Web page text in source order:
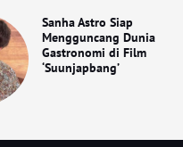
Sanha Astro Siap
Mengguncang Dunia
Gastronomi di Film
‘Suunjapbang’